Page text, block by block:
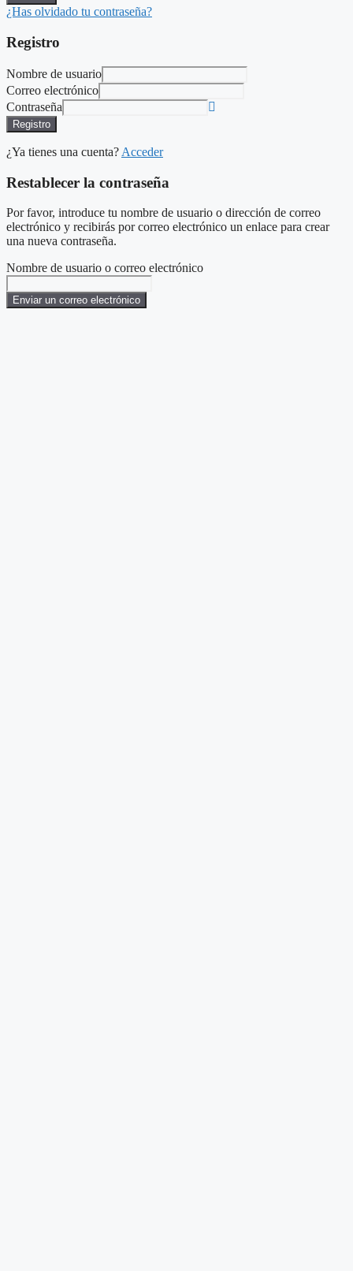
¿Has olvidado tu contraseña?
Registro
Nombre de usuario
Correo electrónico
Contraseña
Registro
¿Ya tienes una cuenta? Acceder
Restablecer la contraseña
Por favor, introduce tu nombre de usuario o dirección de correo
electrónico y recibirás por correo electrónico un enlace para crear
una nueva contraseña.
Nombre de usuario o correo electrónico
Enviar un correo electrónico